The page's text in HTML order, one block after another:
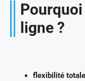
ligne ?
flexibilité totale